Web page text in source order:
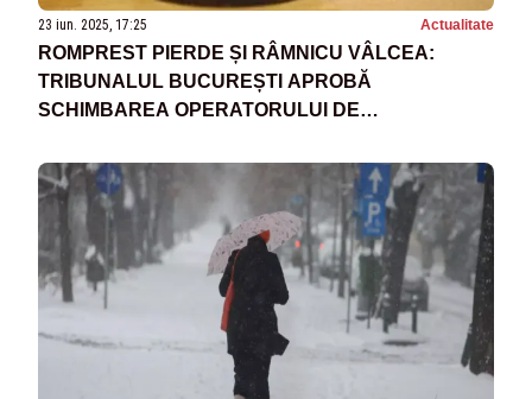
23 iun. 2025, 17:25 Actualitate
ROMPREST PIERDE ȘI RÂMNICU VÂLCEA:
TRIBUNALUL BUCUREȘTI APROBĂ
SCHIMBAREA OPERATORULUI DE